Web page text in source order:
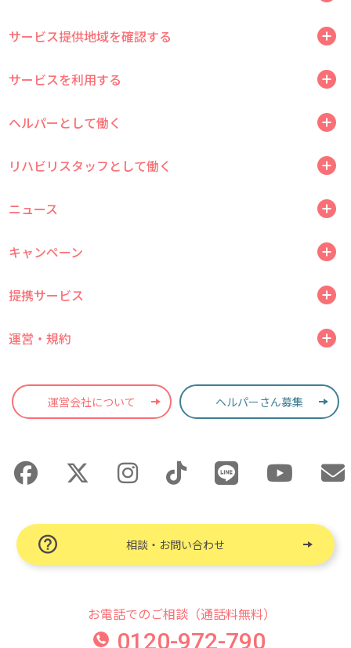
サービス提供地域を確認する
サービスを利用する
ヘルパーとして働く
リハビリスタッフとして働く
ニュース
キャンペーン
提携サービス
運営・規約
運営会社について ヘルパーさん募集
相談・お問い合わせ
お電話でのご相談（通話料無料）
0120-972-790